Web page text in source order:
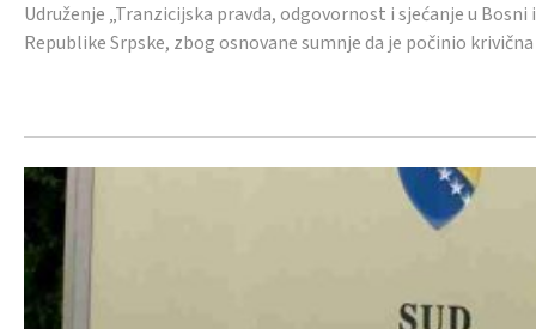
Udruženje „Tranzicijska pravda, odgovornost i sjećanje u
Republike Srpske, zbog osnovane sumnje da je počinio